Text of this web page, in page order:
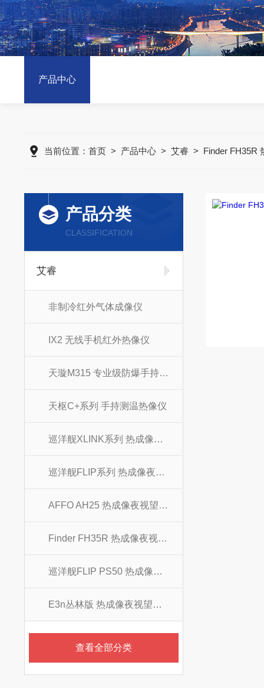
产品中心
当前位置： 首页> 产品中心> 艾睿 > Finder FH35R
产品分类
CLASSIFICATION
艾睿
非制冷红外气体成像仪
IX2 无线手机红外热像仪
天璇M315 专业级防爆手持热像仪
天枢C+系列 手持测温热像仪
巡洋舰XLINK系列 热成像夜视望远镜
巡洋舰FLIP系列 热成像夜视望远镜
AFFO AH25 热成像夜视望远镜
Finder FH35R 热成像夜视望远镜
巡洋舰FLIP PS50 热成像夜视望远镜
E3n丛林版 热成像夜视望远镜
查看全部分类